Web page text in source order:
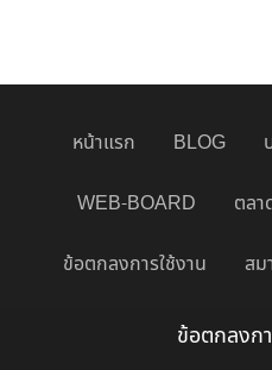
หน้าแรก BLOG
WEB-BOARD ตล
ข้อตกลงการใช้งาน สม
ข้อตกลงก